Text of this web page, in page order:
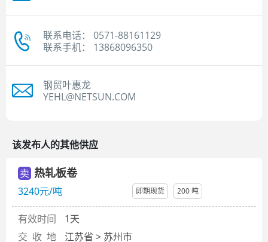
联系电话： 0571-88161129
联系手机： 13868096350
钢贸叶惠龙
YEHL@NETSUN.COM
该发布人的其他供应
卖 热轧板卷
3240元/吨 即期现货 200 吨
有效时间
1天
交 收 地
江苏省 > 苏州市